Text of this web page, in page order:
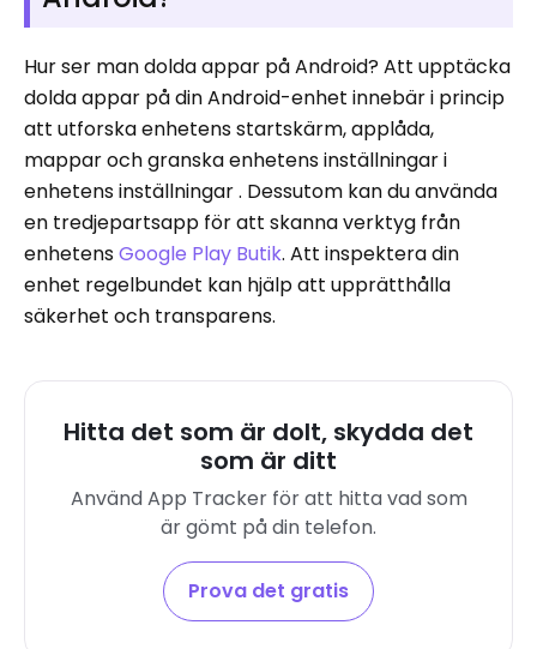
Hur ser man dolda appar på Android? Att upptäcka
dolda appar på din Android-enhet innebär i princip
att utforska enhetens startskärm, applåda,
mappar och granska enhetens inställningar i
enhetens inställningar . Dessutom kan du använda
en tredjepartsapp för att skanna verktyg från
enhetensGoogle Play Butik. Att inspektera din
enhet regelbundet kan hjälp att upprätthålla
säkerhet och transparens.
Hitta det som är dolt, skydda det
som är ditt
Använd App Tracker för att hitta vad som
är gömt på din telefon.
Prova det gratis